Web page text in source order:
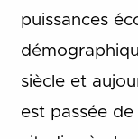
puissances
siècle et
est passée